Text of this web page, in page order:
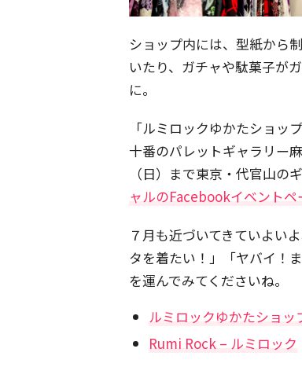
ショップ内には、型紙から
いたり、ガチャや駄菓子が
に。
「ルミロックゆかたショッ
十番のパレットギャラリー
（日）まで東京・代官山の
ャルのFacebookイベントペ
７月も近づいてきていよい
タを着たい！」「ヤバイ！
を運んでみてくださいね。
ルミロックゆかたショ
Rumi Rock – ルミロック